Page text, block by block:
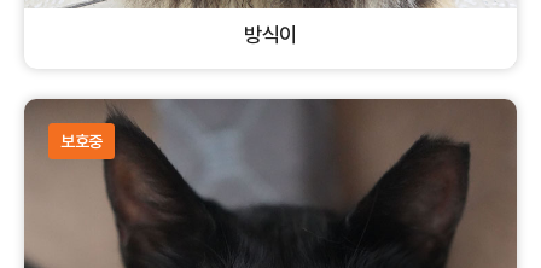
방식이
셰틀랜드 쉽독 수컷 개
보호중